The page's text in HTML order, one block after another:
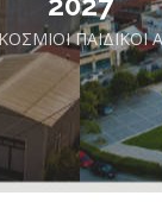
ΠΑΙΔΙΚΟΙ